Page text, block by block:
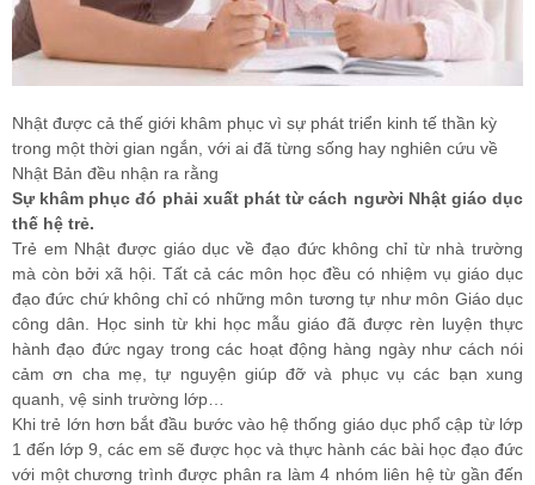
Nhật được cả thế giới khâm phục vì sự phát triển kinh tế thần kỳ
trong một thời gian ngắn, với ai đã từng sống hay nghiên cứu về
Nhật Bản đều nhận ra rằng
Sự khâm phục đó phải xuất phát từ cách người Nhật giáo dục
thế hệ trẻ.
Trẻ em Nhật được giáo dục về đạo đức không chỉ từ nhà trường
mà còn bởi xã hội. Tất cả các môn học đều có nhiệm vụ giáo dục
đạo đức chứ không chỉ có những môn tương tự như môn Giáo dục
công dân. Học sinh từ khi học mẫu giáo đã được rèn luyện thực
hành đạo đức ngay trong các hoạt động hàng ngày như cách nói
cảm ơn cha mẹ, tự nguyện giúp đỡ và phục vụ các bạn xung
quanh, vệ sinh trường lớp…
Khi trẻ lớn hơn bắt đầu bước vào hệ thống giáo dục phổ cập từ lớp
1 đến lớp 9, các em sẽ được học và thực hành các bài học đạo đức
với một chương trình được phân ra làm 4 nhóm liên hệ từ gần đến